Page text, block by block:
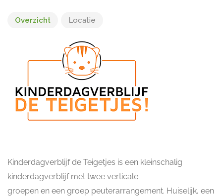
Overzicht Locatie
Kinderdagverblijf de Teigetjes is een kleinschalig
kinderdagverblijf met twee verticale
groepen en een groep peuterarrangement. Huiselijk, een